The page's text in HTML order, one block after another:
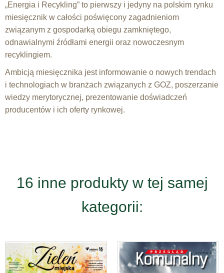
„Energia i Recykling” to pierwszy i jedyny na polskim rynku
miesięcznik w całości poświęcony zagadnieniom
związanym z gospodarką obiegu zamkniętego,
odnawialnymi źródłami energii oraz nowoczesnym
recyklingiem.
Ambicją miesięcznika jest informowanie o nowych trendach
i technologiach w branżach związanych z GOZ, poszerzanie
wiedzy merytorycznej, prezentowanie doświadczeń
producentów i ich oferty rynkowej.
16 inne produkty w tej samej
kategorii: